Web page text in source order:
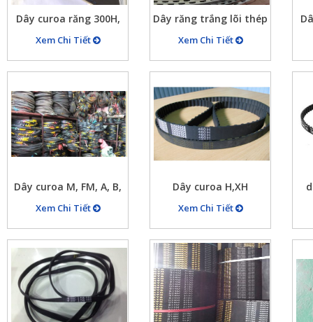
Dây curoa răng 300H,
dây đai răng 300H
Xem Chi Tiết
Dây răng trắng lõi thép
chất liệu PU
Xem Chi Tiết
Dây curoa M, FM, A, B,
C, D…
Xem Chi Tiết
Dây curoa H,XH
Xem Chi Tiết